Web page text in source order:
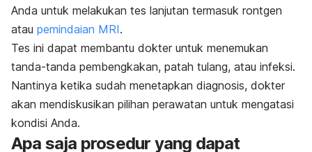
Anda untuk melakukan tes lanjutan termasuk rontgen
atau pemindaian MRI.
Tes ini dapat membantu dokter untuk menemukan
tanda-tanda pembengkakan, patah tulang, atau infeksi.
Nantinya ketika sudah menetapkan diagnosis, dokter
akan mendiskusikan pilihan perawatan untuk mengatasi
kondisi Anda.
Apa saja prosedur yang dapat